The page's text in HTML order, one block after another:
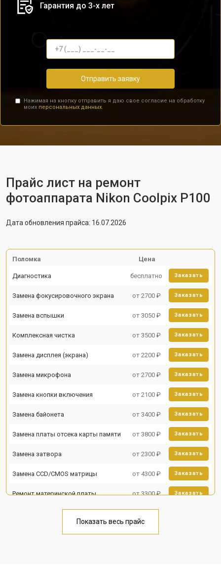
Гарантия до 3-х лет
Отправить заявку
Нажимая на кнопку отправить я даю свое согласие на обработку
моих персональных данных.
Прайс лист на ремонт
фотоаппарата Nikon Coolpix P100
Дата обновления прайса: 16.07.2026
Поломка Цена
Диагностика бесплатно Заказать
Замена фокусировочного экрана от 2700 ₽ Заказать
Замена вспышки от 3050 ₽ Заказать
Комплексная чистка от 3500 ₽ Заказать
Замена дисплея (экрана) от 2200 ₽ Заказать
Замена микрофона от 2700 ₽ Заказать
Замена кнопки включения от 2100 ₽ Заказать
Замена байонета от 3400 ₽ Заказать
Замена платы отсека карты памяти от 3800 ₽ Заказать
Замена затвора от 2300 ₽ Заказать
Замена CCD/CMOS матрицы от 4300 ₽ Заказать
Ремонт материнской платы от 3300 ₽ Заказать
Показать весь прайс